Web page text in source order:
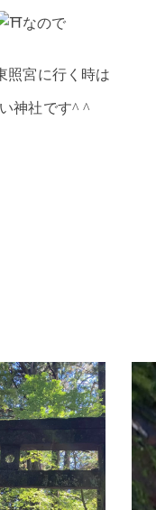
なので
照宮に行く時は
神社です^ ^